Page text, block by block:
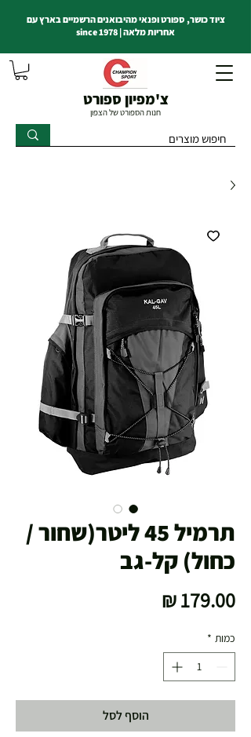
צ'מפיון ספורט
חנות הספורט של הצפון
ציוד כושר, ספורט ופנאי מהיבואנים הרשמיים בארץ עם
אחריות מלאה | since 1978
תרמיל 45 ליטר(שחור /
כחול) קל-גב
כמות *
הוסף לסל